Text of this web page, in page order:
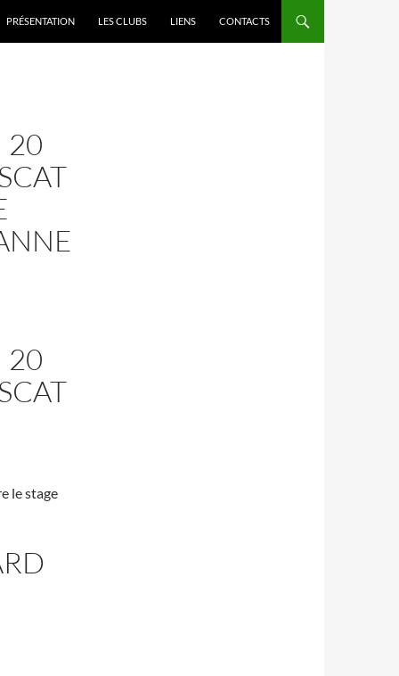
PRÉSENTATION LES CLUBS LIENS CONTACTS
20
20
le stage